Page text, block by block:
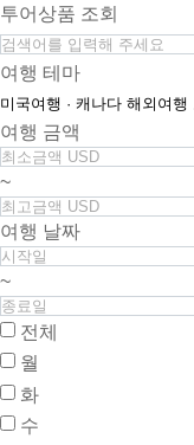
투어상품 조회
여행 테마
미국여행 · 캐나다 해외여행
여행 금액
~
여행 날짜
~
전체
월
화
수